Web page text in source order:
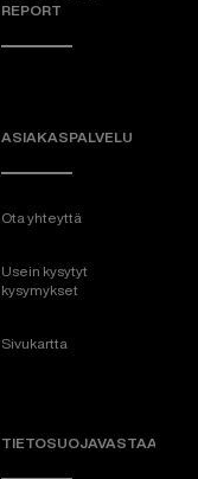
REPORT
ASIAKASPALVELU
Ota yhteyttä
Usein kysytyt
kysymykset
Sivukartta
TIETOSUOJAVASTAAVA